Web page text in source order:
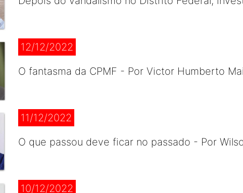
12/12/2022
O fantasma da CPMF - Por Victor Humberto
11/12/2022
O que passou deve ficar no passado - Por
10/12/2022